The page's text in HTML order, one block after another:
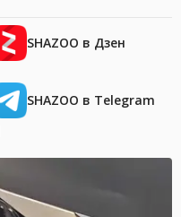
SHAZOO в Дзен
SHAZOO в Telegram